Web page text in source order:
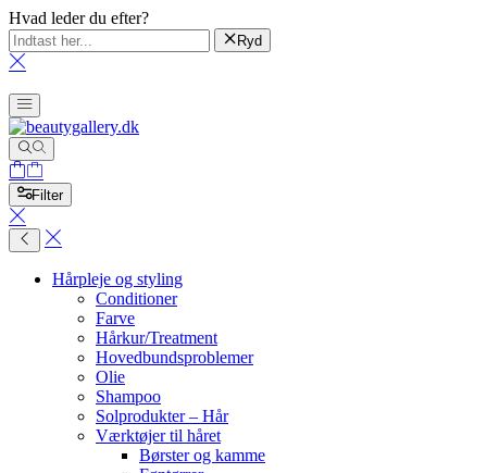
Hvad leder du efter?
Ryd
Filter
Hårpleje og styling
Conditioner
Farve
Hårkur/Treatment
Hovedbundsproblemer
Olie
Shampoo
Solprodukter – Hår
Værktøjer til håret
Børster og kamme